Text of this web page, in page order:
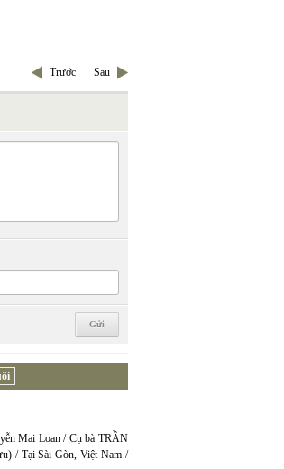
Trước Sau
Mai Loan / Cụ bà TRẦN
/ Tại Sài Gòn, Việt Nam /